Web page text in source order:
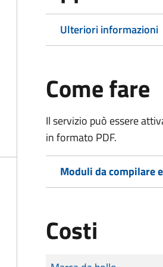
Ulteriori informazioni
Come fare
Il servizio può essere
in formato PDF.
Moduli da compilare
Costi
Tipo di pagamento
Importo